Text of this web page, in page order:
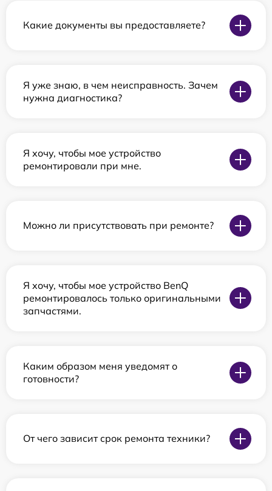
Какие документы вы предоставляете?
Я уже знаю, в чем неисправность. Зачем
нужна диагностика?
Я хочу, чтобы мое устройство
ремонтировали при мне.
Можно ли присутствовать при ремонте?
Я хочу, чтобы мое устройство BenQ
ремонтировалось только оригинальными
запчастями.
Каким образом меня уведомят о
готовности?
От чего зависит срок ремонта техники?